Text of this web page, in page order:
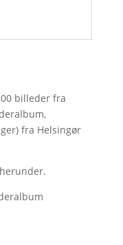
billeder fra
fra Helsingør